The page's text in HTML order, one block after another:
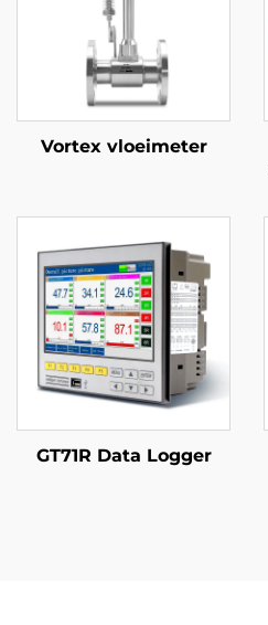
Vortex vloeimeter
GT71R Data Logger